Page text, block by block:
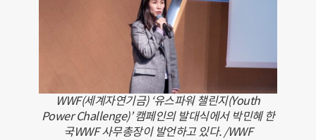
WWF(세계자연기금) ‘유스파워 챌린지(Youth
Power Challenge)’ 캠페인의 발대식에서 박민혜 한
국WWF 사무총장이 발언하고 있다. /WWF